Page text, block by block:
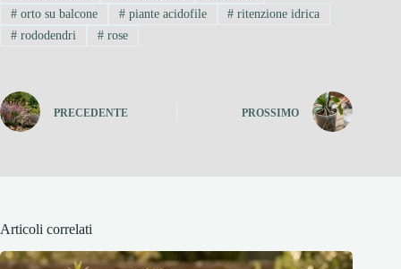
#orto su balcone #piante acidofile # ritenzione idrica
#rododendri #rose
PRECEDENTE PROSSIMO
Articoli correlati